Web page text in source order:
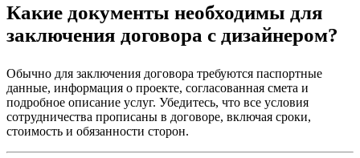
Какие документы необходимы для
заключения договора с дизайнером?
Обычно для заключения договора требуются паспортные
данные, информация о проекте, согласованная смета и
подробное описание услуг. Убедитесь, что все условия
сотрудничества прописаны в договоре, включая сроки,
стоимость и обязанности сторон.